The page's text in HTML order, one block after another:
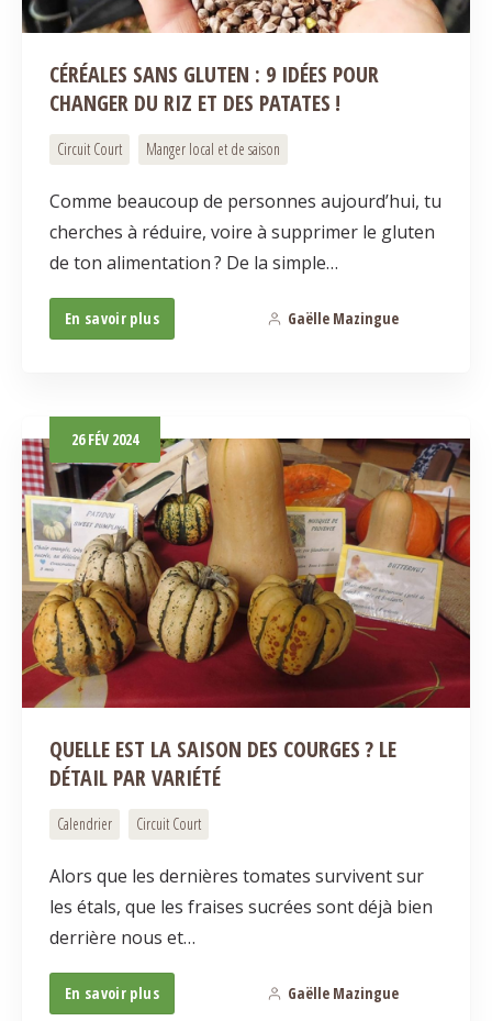
CÉRÉALES SANS GLUTEN : 9 IDÉES POUR
CHANGER DU RIZ ET DES PATATES !
Circuit Court Manger local et de saison
Comme beaucoup de personnes aujourd’hui, tu
cherches à réduire, voire à supprimer le gluten
de ton alimentation ? De la simple…
En savoir plus Gaëlle Mazingue
26FÉV 2024
QUELLE EST LA SAISON DES COURGES ? LE
DÉTAIL PAR VARIÉTÉ
Calendrier Circuit Court
Alors que les dernières tomates survivent sur
les étals, que les fraises sucrées sont déjà bien
derrière nous et…
En savoir plus Gaëlle Mazingue